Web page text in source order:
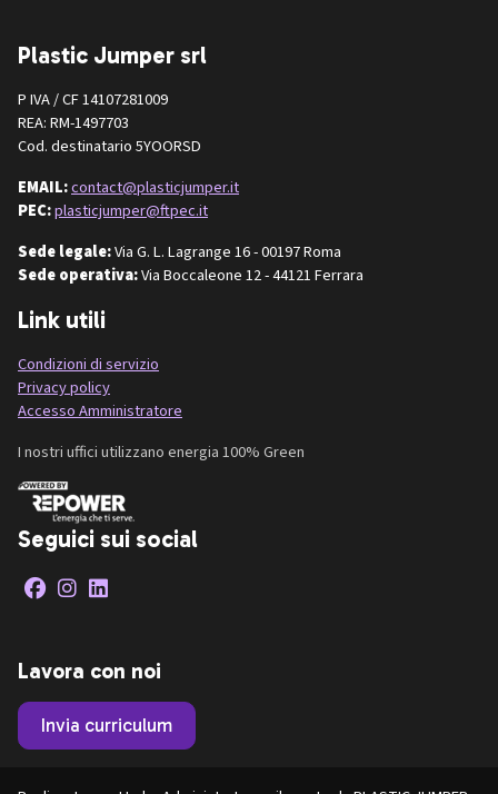
Plastic Jumper srl
P IVA / CF 14107281009
REA: RM-1497703
Cod. destinatario 5YOORSD
EMAIL:contact@plasticjumper.it
PEC:plasticjumper@ftpec.it
Sede legale:Via G. L. Lagrange 16 - 00197 Roma
Sede operativa:Via Boccaleone 12 - 44121 Ferrara
Link utili
Condizioni di servizio
Privacy policy
Accesso Amministratore
I nostri uffici utilizzano energia 100% Green
Seguici sui social
Lavora con noi
Invia curriculum